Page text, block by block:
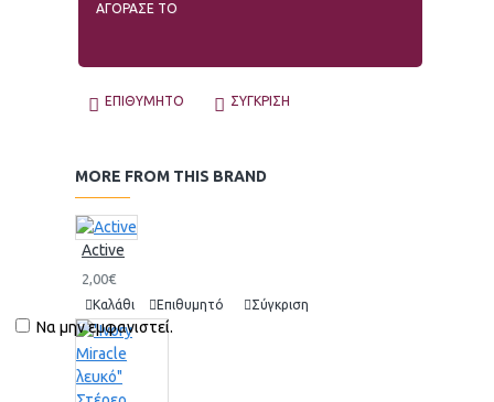
Να μην εμφανιστεί.
ΑΓΟΡΑΣΕ ΤΟ
ΕΠΙΘΥΜΗΤΌ ΣΎΓΚΡΙΣΗ
MORE FROM THIS BRAND
Active
2,00€
Καλάθι Επιθυμητό Σύγκριση